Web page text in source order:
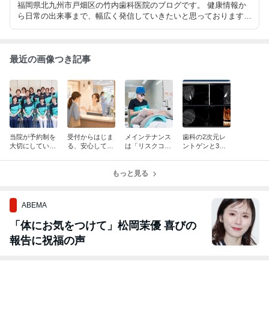
福岡県北九州市戸畑区の竹内歯科医院のブログです。 健康情報か
ら日常の出来事まで、幅広く発信していきたいと思っております。
公式ホームページ：http://www.takeuchi-d.com
最近の画像つき記事
当院が予約制を
大切にしている
受付からはじま
る、安心して通
メインテナンス
は「リスクコン
歯科の2次元レ
ントゲンと3次
もっと見る
ABEMA
「体にお気をつけて」松岡茉優 喜びの
報告に祝福の声